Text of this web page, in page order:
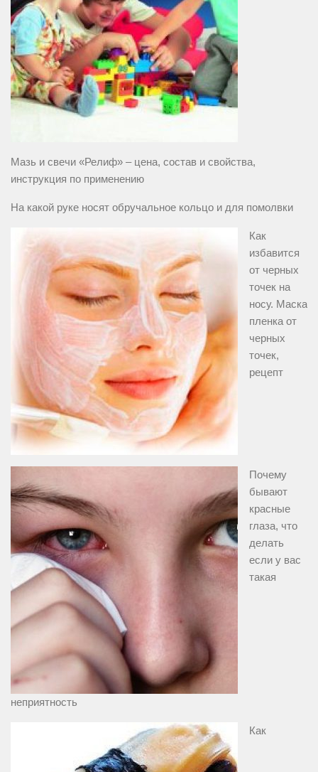
Мазь и свечи «Релиф» – цена, состав и свойства,
инструкция по применению
На какой руке носят обручальное кольцо и для помолвки
Как
избавится
от черных
точек на
носу. Маска
пленка от
черных
точек,
рецепт
Почему
бывают
красные
глаза, что
делать
если у вас
такая
неприятность
Как